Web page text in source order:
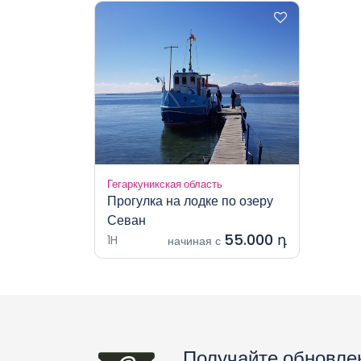
Гегаркуникская область
Прогулка на лодке по озеру
Севан
1H начиная с 55.000 դ